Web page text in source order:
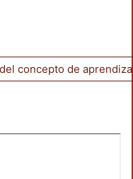
concepto de